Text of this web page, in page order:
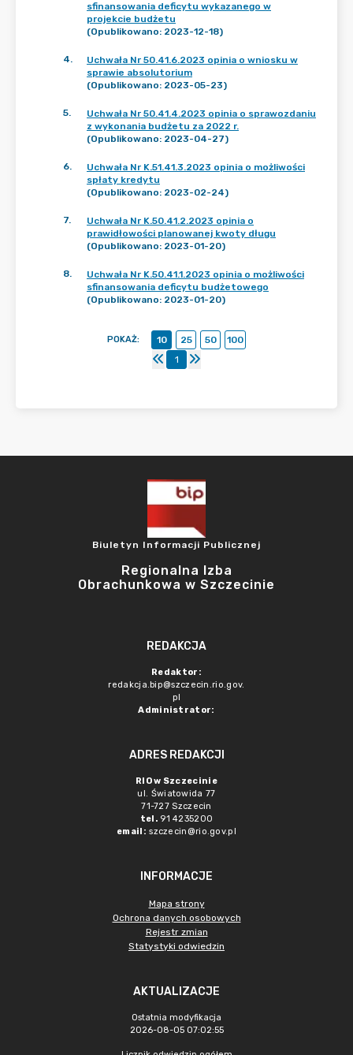
sfinansowania deficytu wykazanego w
projekcie budżetu
(Opublikowano: 2023-12-18)
4.
Uchwała Nr 50.41.6.2023 opinia o wniosku w
sprawie absolutorium
(Opublikowano: 2023-05-23)
5.
Uchwała Nr 50.41.4.2023 opinia o sprawozdaniu
z wykonania budżetu za 2022 r.
(Opublikowano: 2023-04-27)
6.
Uchwała Nr K.51.41.3.2023 opinia o możliwości
spłaty kredytu
(Opublikowano: 2023-02-24)
7.
Uchwała Nr K.50.41.2.2023 opinia o
prawidłowości planowanej kwoty długu
(Opublikowano: 2023-01-20)
8.
Uchwała Nr K.50.41.1.2023 opinia o możliwości
sfinansowania deficytu budżetowego
(Opublikowano: 2023-01-20)
POKAŻ: 10 25 50
100
1
Biuletyn Informacji Publicznej
Regionalna Izba
Obrachunkowa w Szczecinie
REDAKCJA
Redaktor:
redakcja.bip@szczecin.rio.gov.
pl
Administrator:
ADRES REDAKCJI
RIO w Szczecinie
ul. Światowida 77
71-727 Szczecin
tel. 91 4235200
email: szczecin@rio.gov.pl
INFORMACJE
Mapa strony
Ochrona danych osobowych
Rejestr zmian
Statystyki odwiedzin
AKTUALIZACJE
Ostatnia modyfikacja
2026-08-05 07:02:55